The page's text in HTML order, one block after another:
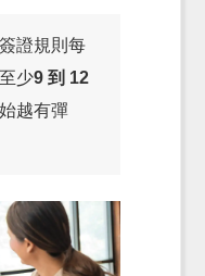
證規則每
少9 到 12
越有彈